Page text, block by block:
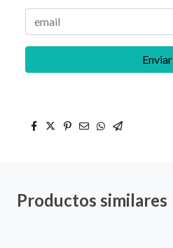
Enviar
Productos similares